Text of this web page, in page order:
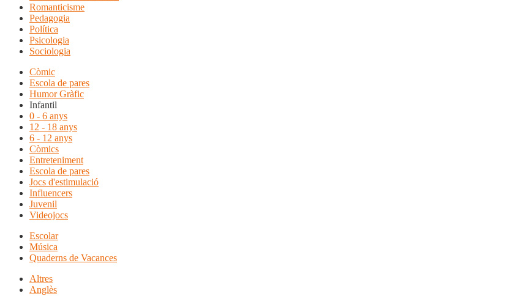
Romanticisme
Pedagogia
Política
Psicologia
Sociologia
Còmic
Escola de pares
Humor Gràfic
Infantil
0 - 6 anys
12 - 18 anys
6 - 12 anys
Còmics
Entreteniment
Escola de pares
Jocs d'estimulació
Influencers
Juvenil
Videojocs
Escolar
Música
Quaderns de Vacances
Altres
Anglès